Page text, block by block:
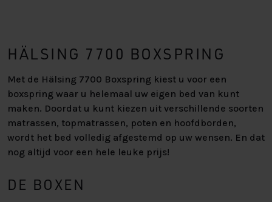
HÄLSING 7700 BOXSPRING
Met de Hälsing 7700 Boxspring kiest u voor een
boxspring waar u helemaal uw eigen bed van kunt
maken. Doordat u kunt kiezen uit verschillende soorten
matrassen, topmatrassen, poten en hoofdborden,
wordt het bed volledig afgestemd op uw wensen. En dat
nog altijd voor een hele leuke prijs!
DE BOXEN